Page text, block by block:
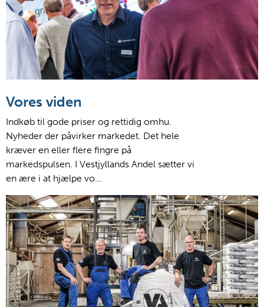
Vores viden
Indkøb til gode priser og rettidig omhu.
Nyheder der påvirker markedet. Det hele
kræver en eller flere fingre på
markedspulsen. I Vestjyllands Andel sætter vi
en ære i at hjælpe vo…